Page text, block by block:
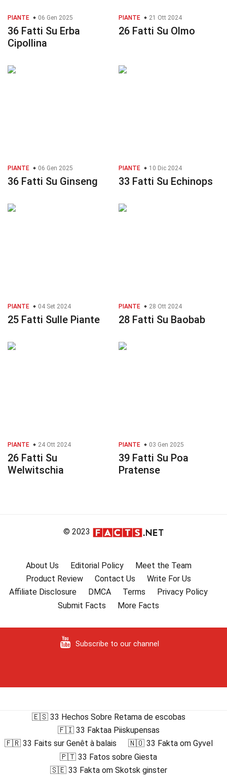
PIANTE 06 Gen 2025
36 Fatti Su Erba
Cipollina
PIANTE 21 Ott 2024
26 Fatti Su Olmo
PIANTE 06 Gen 2025
36 Fatti Su Ginseng
PIANTE 10 Dic 2024
33 Fatti Su Echinops
PIANTE 04 Set 2024
25 Fatti Sulle Piante
PIANTE 28 Ott 2024
28 Fatti Su Baobab
PIANTE 24 Ott 2024
26 Fatti Su
Welwitschia
PIANTE 03 Gen 2025
39 Fatti Su Poa
Pratense
© 2023
About Us Editorial Policy
Meet the Team
Product Review
Contact Us
Write For Us
Affiliate Disclosure
DMCA Terms
Privacy Policy
Submit Facts
More Facts
Subscribe to our channel
🇪🇸 33 Hechos Sobre Retama de escobas
🇫🇮 33 Faktaa Piiskupensas
🇫🇷 33 Faits sur Genêt à balais
🇳🇴 33 Fakta om Gyvel
🇵🇹 33 Fatos sobre Giesta
🇸🇪 33 Fakta om Skotsk ginster